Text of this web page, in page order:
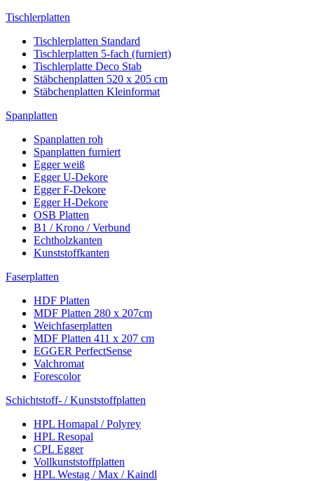
Tischlerplatten
Tischlerplatten Standard
Tischlerplatten 5-fach (furniert)
Tischlerplatte Deco Stab
Stäbchenplatten 520 x 205 cm
Stäbchenplatten Kleinformat
Spanplatten
Spanplatten roh
Spanplatten furniert
Egger weiß
Egger U-Dekore
Egger F-Dekore
Egger H-Dekore
OSB Platten
B1 / Krono / Verbund
Echtholzkanten
Kunststoffkanten
Faserplatten
HDF Platten
MDF Platten 280 x 207cm
Weichfaserplatten
MDF Platten 411 x 207 cm
EGGER PerfectSense
Valchromat
Forescolor
Schichtstoff- / Kunststoffplatten
HPL Homapal / Polyrey
HPL Resopal
CPL Egger
Vollkunststoffplatten
HPL Westag / Max / Kaindl